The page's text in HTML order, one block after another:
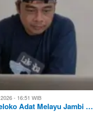
- 16:51 WIB
Adat Melayu Jambi …